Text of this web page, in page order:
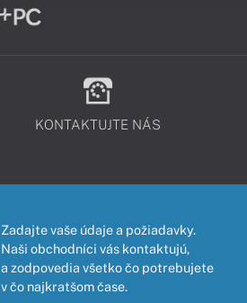
KONTAKTUJTE NÁS
Zadajte vaše údaje a požiadavky.
Naši obchodníci vás kontaktujú,
a zodpovedia všetko čo potrebujete
v čo najkratšom čase.